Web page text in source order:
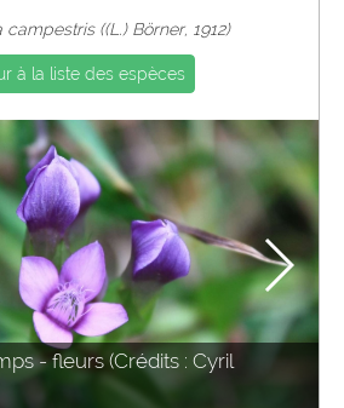
campestris ((L.) Börner, 1912)
à la liste des espèces
- fleurs (Crédits : Cyril